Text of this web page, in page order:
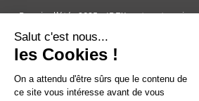
Depuis l’été 2025, IDEX est
positif pour la planète et pour la société.